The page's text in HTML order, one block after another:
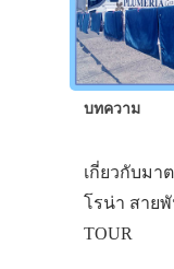
บทความ
เกี่ยวกับมา
โรน่า สาย
TOUR